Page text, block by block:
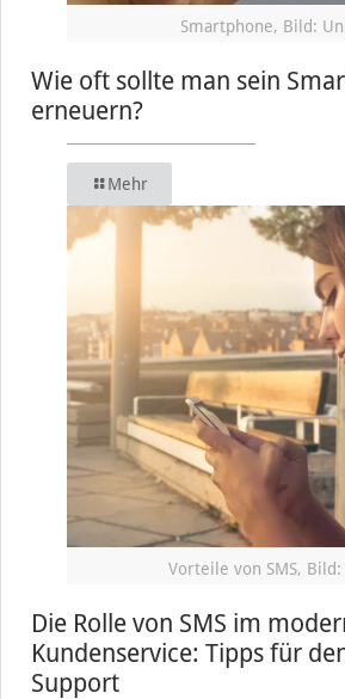
Smartphone, Bild:
Wie oft sollte man sein
erneuern?
Mehr
Vorteile von SMS, Bild:
Die Rolle von SMS im
Kundenservice: Tipps für
Support